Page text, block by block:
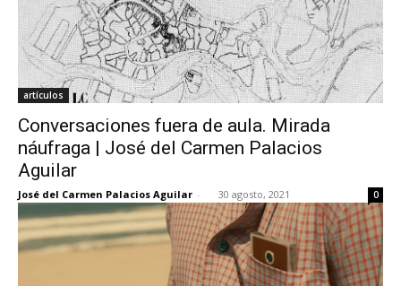
artículos
Conversaciones fuera de aula. Mirada
náufraga | José del Carmen Palacios
Aguilar
José del Carmen Palacios Aguilar - 30 agosto, 2021 0